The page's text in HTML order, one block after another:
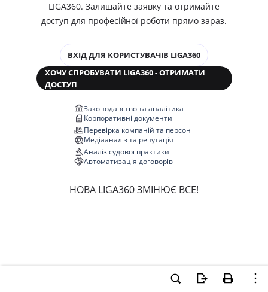
LIGA360. Залишайте заявку та отримайте
доступ для професійної роботи прямо зараз.
ВХІД ДЛЯ КОРИСТУВАЧІВ LIGA360
ХОЧУ СПРОБУВАТИ LIGA360 - ОТРИМАТИ
ДОСТУП
Законодавство та аналітика
Корпоративні документи
Перевірка компаній та персон
Медіааналіз та репутація
Аналіз судової практики
Автоматизація договорів
НОВА LIGA360 ЗМІНЮЄ ВСЕ!